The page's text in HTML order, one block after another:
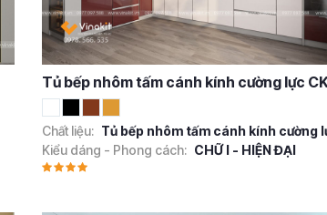
Tủ bếp nhôm tấm cánh kính cường lực
Chất liệu: Tủ bếp nhôm tấm cánh kính cường
Kiểu dáng - Phong cách: CHỮ I - HIỆN ĐẠI